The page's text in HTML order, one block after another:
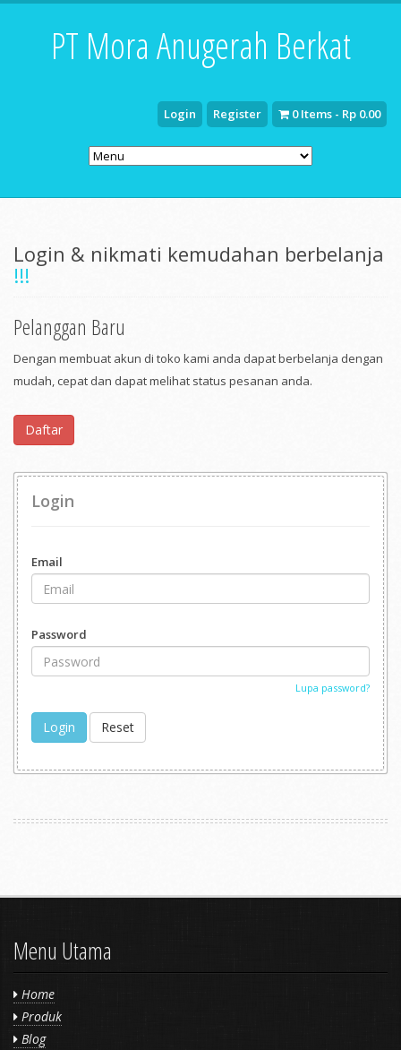
PT Mora Anugerah Berkat
Login Register 0 Items - Rp 0.00
Login & nikmati kemudahan berbelanja
!!!
Pelanggan Baru
Dengan membuat akun di toko kami anda dapat berbelanja dengan
mudah, cepat dan dapat melihat status pesanan anda.
Daftar
Login
Email
Password
Lupa password?
Login Reset
Menu Utama
Home
Produk
Blog